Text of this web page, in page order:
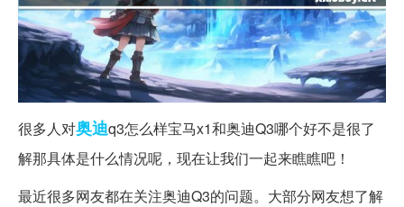
很多人对奥迪q3怎么样宝马x1和奥迪Q3哪个好不是很了
解那具体是什么情况呢，现在让我们一起来瞧瞧吧！
最近很多网友都在关注奥迪Q3的问题。大部分网友想了解